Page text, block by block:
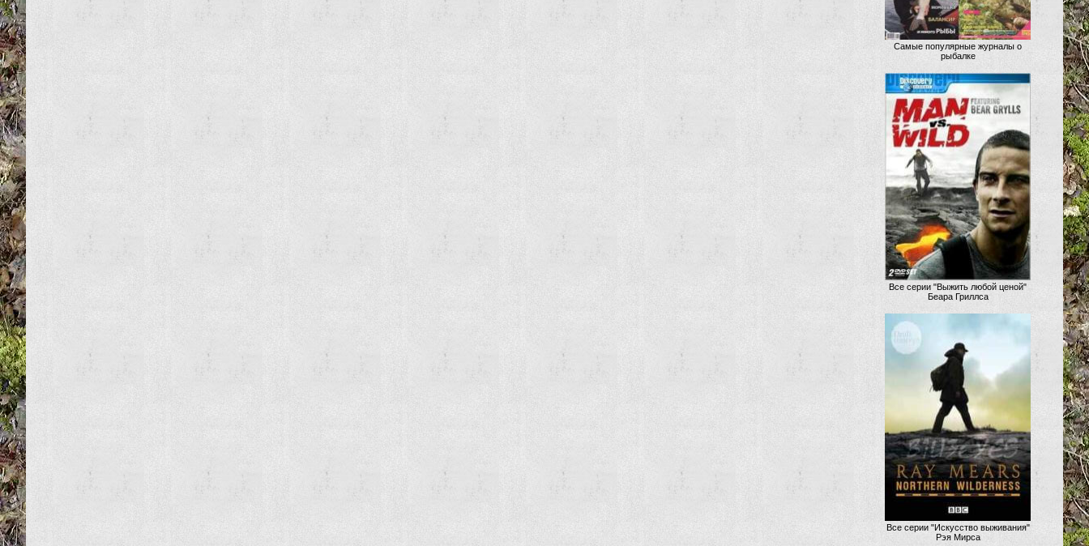
Самые популярные журналы о
рыбалке
Все серии "Выжить любой ценой"
Беара Гриллса
Все серии "Искусство выживания"
Рэя Мирса